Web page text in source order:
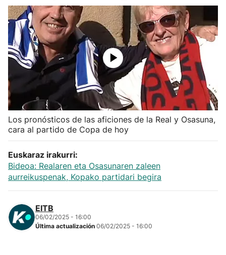
Ciclismo
Herri-kirolak
Balonmano
Kirolak 360
Atletismo
Carreras de montaña
"Helmuga"
Los pronósticos de las aficiones de la Real y Osasuna,
cara al partido de Copa de hoy
Euskaraz irakurri:
Bideoa: Realaren eta Osasunaren zaleen
aurreikuspenak, Kopako partidari begira
EITB
06/02/2025 - 16:00
Última actualización 06/02/2025 - 16:00